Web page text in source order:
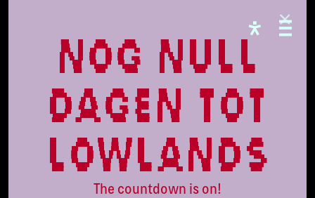
nog null
dagen tot
lowlands
The countdown is on!
Ameezing
Karaoke
We horen en gebruiken de hele dag allerlei talen, soms zelfs
binnen één gesprek of zin. Dat wisselen tussen talen wordt
ook wel codewisselen genoemd en kan tussen allerlei